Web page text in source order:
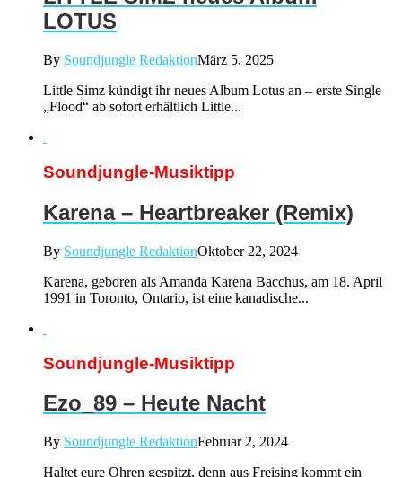
LOTUS
By Soundjungle RedaktionMärz 5, 2025
Little Simz kündigt ihr neues Album Lotus an – erste Single
„Flood“ ab sofort erhältlich Little...
Soundjungle-Musiktipp
Karena – Heartbreaker (Remix)
By Soundjungle RedaktionOktober 22, 2024
Karena, geboren als Amanda Karena Bacchus, am 18. April
1991 in Toronto, Ontario, ist eine kanadische...
Soundjungle-Musiktipp
Ezo_89 – Heute Nacht
By Soundjungle RedaktionFebruar 2, 2024
Haltet eure Ohren gespitzt, denn aus Freising kommt ein